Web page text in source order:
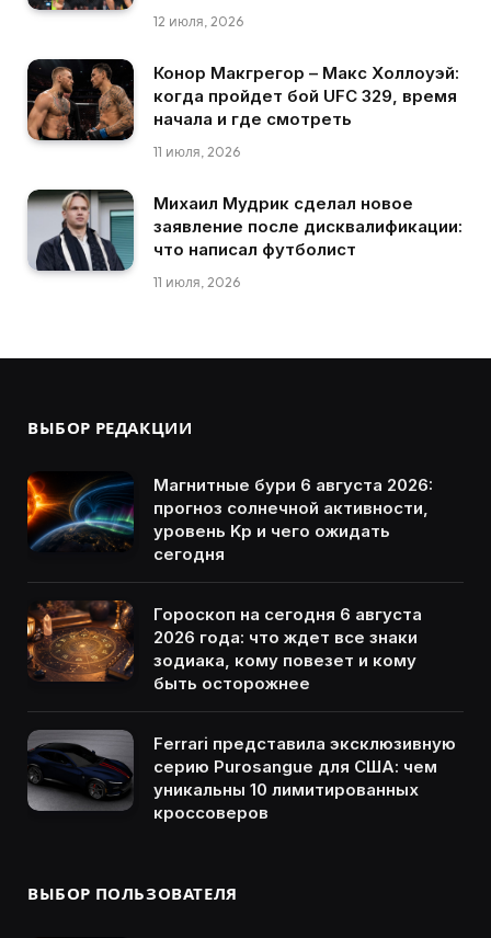
12 июля, 2026
Конор Макгрегор – Макс Холлоуэй:
когда пройдет бой UFC 329, время
начала и где смотреть
11 июля, 2026
Михаил Мудрик сделал новое
заявление после дисквалификации:
что написал футболист
11 июля, 2026
ВЫБОР РЕДАКЦИИ
Магнитные бури 6 августа 2026:
прогноз солнечной активности,
уровень Kp и чего ожидать
сегодня
Гороскоп на сегодня 6 августа
2026 года: что ждет все знаки
зодиака, кому повезет и кому
быть осторожнее
Ferrari представила эксклюзивную
серию Purosangue для США: чем
уникальны 10 лимитированных
кроссоверов
ВЫБОР ПОЛЬЗОВАТЕЛЯ